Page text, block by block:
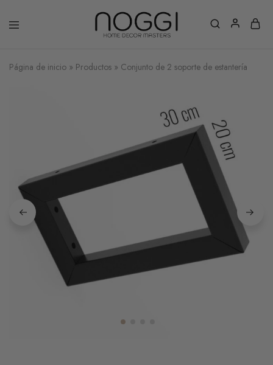
Página de inicio » Productos » Conjunto de 2 soporte de estantería